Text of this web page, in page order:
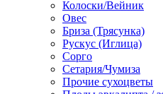
Колоски/Вейник
Овес
Бриза (Трясунка)
Рускус (Иглица)
Сорго
Сетария/Чумиза
Прочие сухоцветы